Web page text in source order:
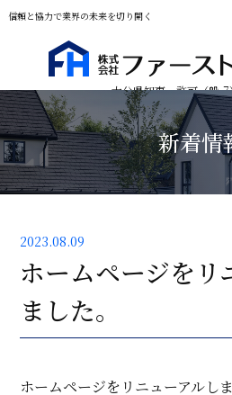
信頼と協力で業界の未来を切り開く
大分県知事 許可（般-7
新着情
2023.08.09
ホームページをリ
ました。
ホームページをリニューアルしま